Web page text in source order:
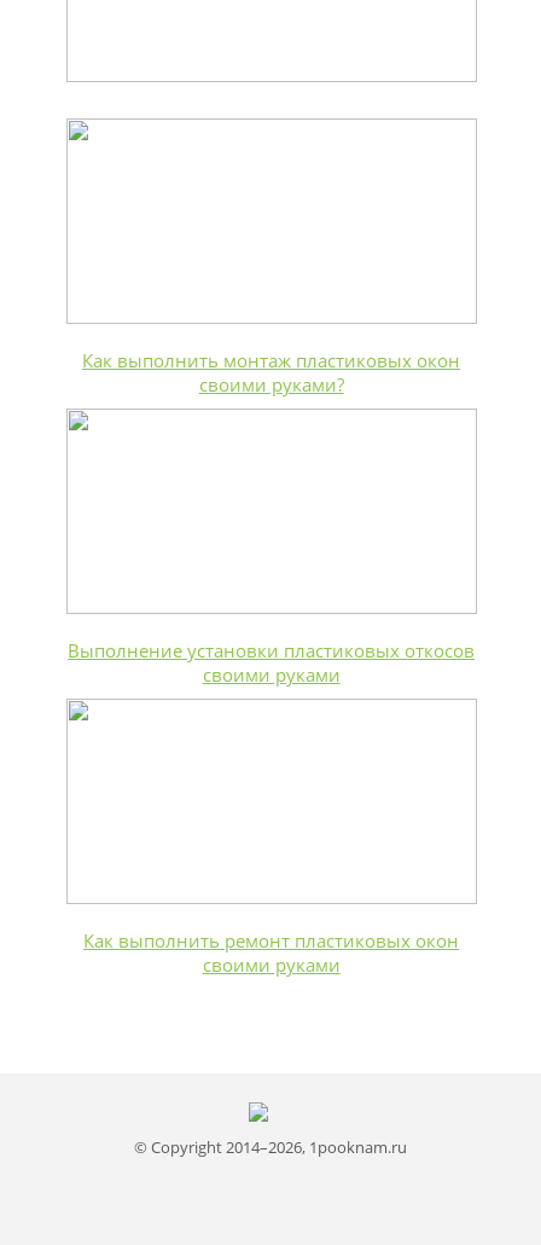
Как выполнить монтаж пластиковых окон
своими руками?
Выполнение установки пластиковых откосов
своими руками
Как выполнить ремонт пластиковых окон
своими руками
© Copyright 2014–2026, 1pooknam.ru